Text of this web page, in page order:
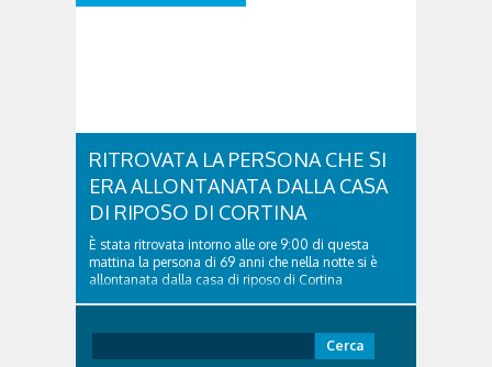
RITROVATA LA PERSONA CHE SI
ERA ALLONTANATA DALLA CASA
DI RIPOSO DI CORTINA
È stata ritrovata intorno alle ore 9:00 di questa
mattina la persona di 69 anni che nella notte si è
allontanata dalla casa di riposo di Cortina
Carabinieri l’allontanamento dell’ospite. Sono quindi
partite le operazioni di ricerca che hanno coinvolto ..
per: